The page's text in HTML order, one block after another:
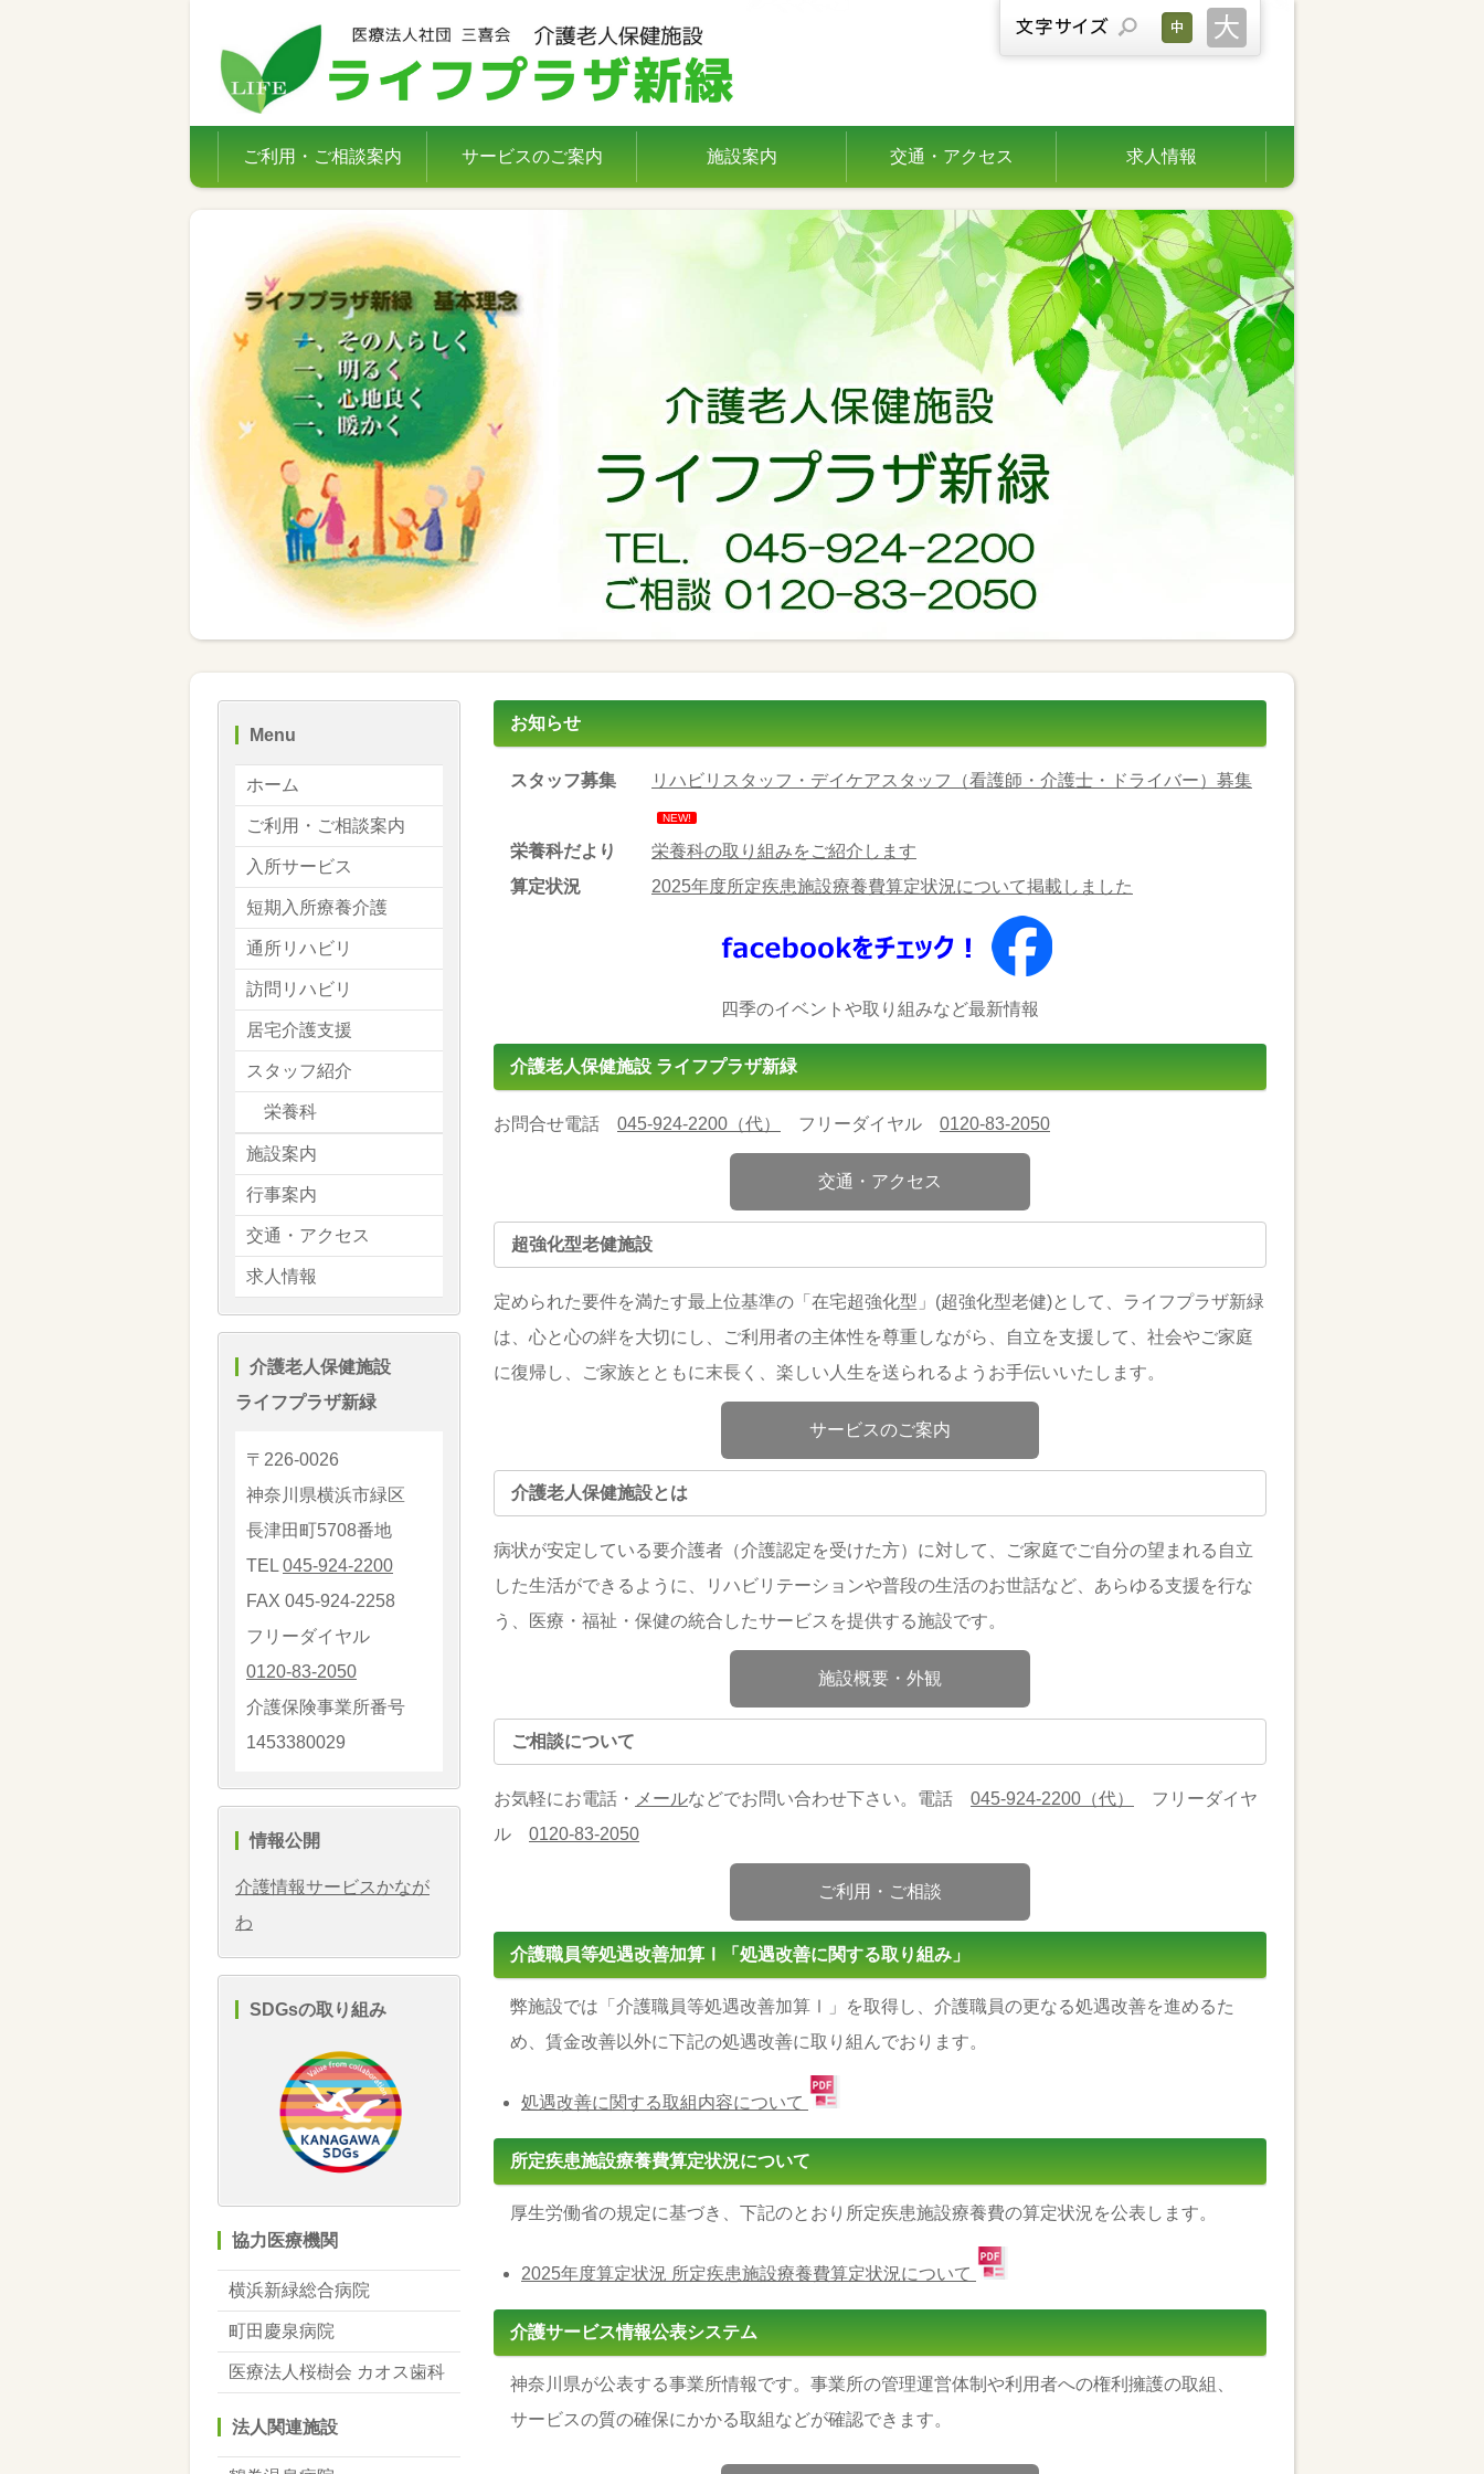
ご利用・ご相談案内 サービスのご案内 施設案内 交通・アクセス 求人情報
お知らせ
スタッフ募集 リハビリスタッフ・デイケアスタッフ（看護師・介護士・ドライバー）募集
NEW!
栄養科だより
栄養科の取り組みをご紹介します
算定状況
2025年度所定疾患施設療養費算定状況について掲載しました
運営規程に関する重要事項等を掲載しました
お問い合わせください。 TEL045-924-2200
四季のイベントや取り組みなど最新情報
介護老人保健施設 ライフプラザ新緑
お問合せ電話 045-924-2200（代） フリーダイヤル 0120-83-2050
交通・アクセス
超強化型老健施設
定められた要件を満たす最上位基準の「在宅超強化型」(超強化型老健)として、ライフプラザ新緑
は、心と心の絆を大切にし、ご利用者の主体性を尊重しながら、自立を支援して、社会やご家庭
に復帰し、ご家族とともに末長く、楽しい人生を送られるようお手伝いいたします。
サービスのご案内
介護老人保健施設とは
病状が安定している要介護者（介護認定を受けた方）に対して、ご家庭でご自分の望まれる自立
した生活ができるように、リハビリテーションや普段の生活のお世話など、あらゆる支援を行な
う、医療・福祉・保健の統合したサービスを提供する施設です。
施設概要・外観
ご相談について
お気軽にお電話・ メールなどでお問い合わせ下さい。電話 045-924-2200（代）
フリーダイヤ
ル 0120-83-2050
ご利用・ご相談
介護職員等処遇改善加算Ⅰ「処遇改善に関する取り組み」
弊施設では「介護職員等処遇改善加算Ⅰ」を取得し、介護職員の更なる処遇改善を進めるた
め、賃金改善以外に下記の処遇改善に取り組んでおります。
処遇改善に関する取組内容について
所定疾患施設療養費算定状況について
厚生労働省の規定に基づき、下記のとおり所定疾患施設療養費の算定状況を公表します。
2025年度算定状況 所定疾患施設療養費算定状況について
介護サービス情報公表システム
神奈川県が公表する事業所情報です。事業所の管理運営体制や利用者への権利擁護の取組、
サービスの質の確保にかかる取組などが確認できます。
Menu
ホーム
ご利用・ご相談案内
入所サービス
短期入所療養介護
通所リハビリ
訪問リハビリ
居宅介護支援
スタッフ紹介
栄養科
施設案内
行事案内
交通・アクセス
求人情報
介護老人保健施設
ライフプラザ新緑
〒226-0026
神奈川県横浜市緑区
長津田町5708番地
TEL 045-924-2200
FAX 045-924-2258
フリーダイヤル
0120-83-2050
介護保険事業所番号
1453380029
情報公開
介護情報サービスかなが
わ
SDGsの取り組み
協力医療機関
横浜新緑総合病院
町田慶泉病院
医療法人桜樹会 カオス歯科
法人関連施設